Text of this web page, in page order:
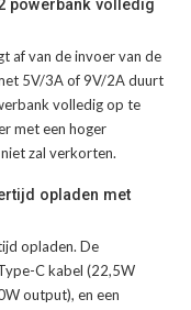
powerbank volledig
af van de invoer van de
5V/3A of 9V/2A duurt
volledig op te
met een hoger
zal verkorten.
opladen met
opladen. De
C kabel (22,5W
output), en een